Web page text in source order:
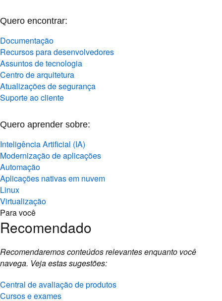
Quero encontrar:
Documentação
Recursos para desenvolvedores
Assuntos de tecnologia
Centro de arquitetura
Atualizações de segurança
Suporte ao cliente
Quero aprender sobre:
Inteligência Artificial (IA)
Modernização de aplicações
Automação
Aplicações nativas em nuvem
Linux
Virtualização
Para você
Recomendado
Recomendaremos conteúdos relevantes enquanto você
navega. Veja estas sugestões:
Central de avaliação de produtos
Cursos e exames